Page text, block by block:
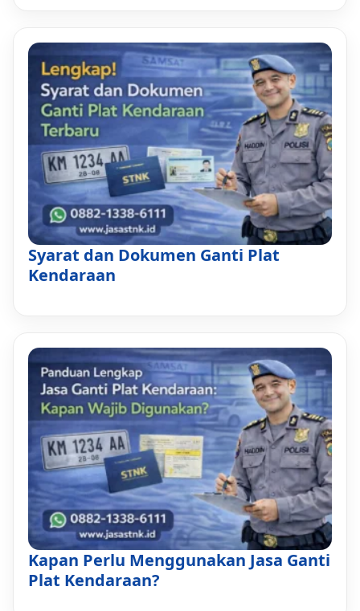
Syarat dan Dokumen Ganti Plat
Kendaraan
Kapan Perlu Menggunakan Jasa Ganti
Plat Kendaraan?